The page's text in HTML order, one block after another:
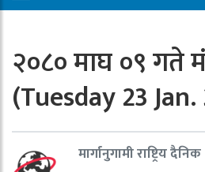
२०८० माघ ०९ गते
(Tuesday 23
मार्गानुगामी राष्ट्रिय दैनिक